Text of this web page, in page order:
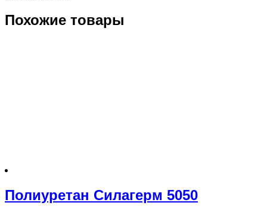
Похожие товары
Полиуретан Силагерм 5050